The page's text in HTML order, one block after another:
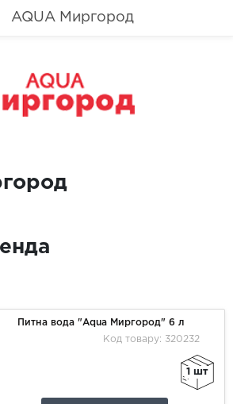
AQUA Миргород
Питна вода "Aqua Миргород" 6 л
Код товару: 320232
1 шт